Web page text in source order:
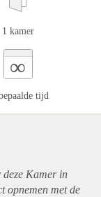
1 kamer
∞
tijd
Kamer in
opnemen met de